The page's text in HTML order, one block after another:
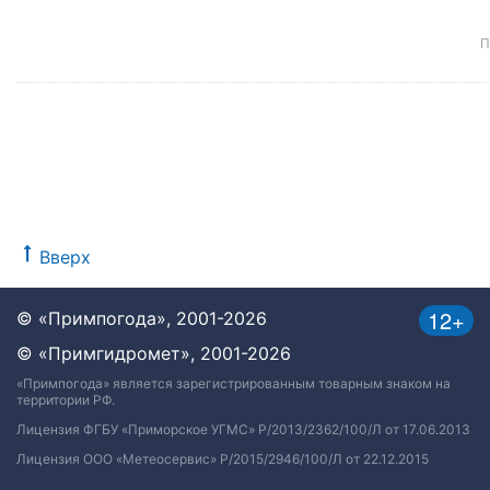
Вверх
12+
© «Примпогода», 2001-2026
© «Примгидромет», 2001-2026
«Примпогода» является зарегистрированным товарным знаком на
территории РФ.
Лицензия ФГБУ «Приморское УГМС» Р/2013/2362/100/Л от 17.06.2013
Лицензия ООО «Метеосервис» Р/2015/2946/100/Л от 22.12.2015